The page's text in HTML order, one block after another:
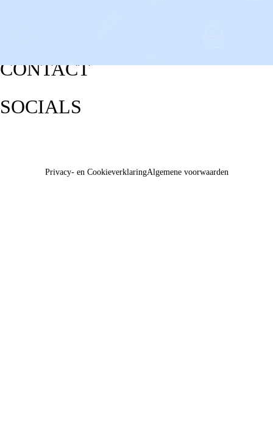
CONTACT
SOCIALS
Privacy- en CookieverklaringAlgemene voorwaarden